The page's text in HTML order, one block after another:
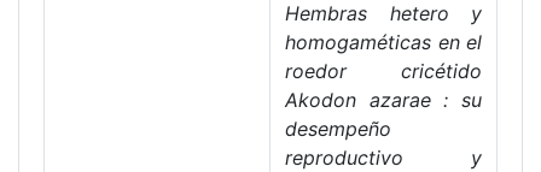
Hembras hetero y
homogaméticas en el
roedor cricétido
Akodon azarae : su
desempeño
reproductivo y